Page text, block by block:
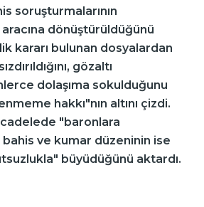
soruşturmalarının
dönüştürüldüğünü
kararı bulunan dosyalardan
gözaltı
dolaşıma sokulduğunu
hakkı"nın altını çizdi.
"baronlara
bahis ve kumar düzeninin ise
büyüdüğünü aktardı.